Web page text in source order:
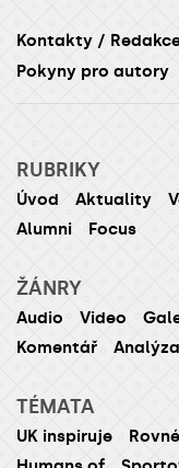
Kontakty /
Pokyny pro autory
RUBRIKY
Úvod Aktuality
Alumni
Focus
ŽÁNRY
Audio Video
Komentář
Analýza
TÉMATA
UK inspiruje